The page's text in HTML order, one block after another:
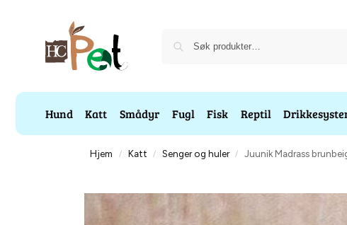
Hund Katt Smådyr Fugl Fisk Reptil
Hjem / Katt / Senger og huler / Juunik Madrass